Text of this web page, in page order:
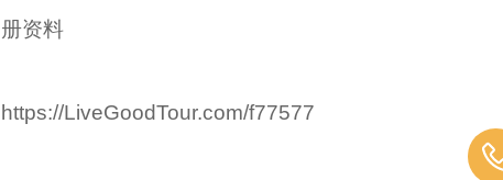
册资料
https://LiveGoodTour.com/f77577